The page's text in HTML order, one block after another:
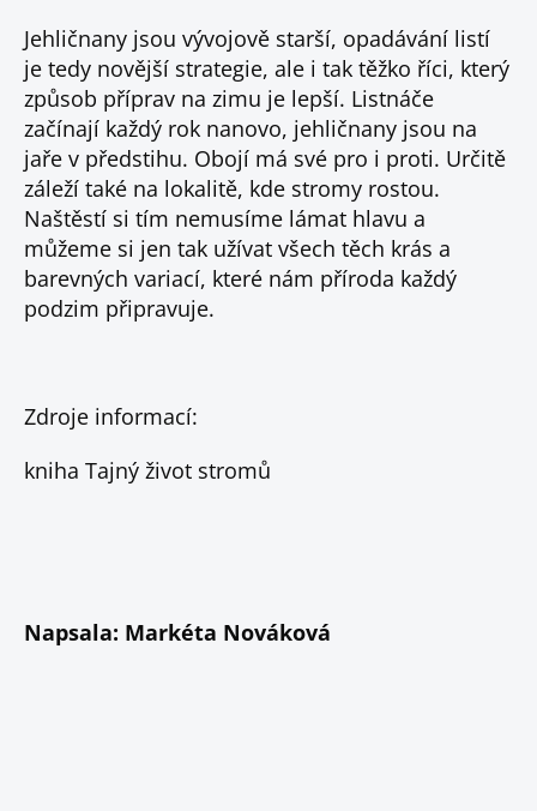
Jehličnany jsou vývojově starší, opadávání listí
je tedy novější strategie, ale i tak těžko říci, který
způsob příprav na zimu je lepší. Listnáče
začínají každý rok nanovo, jehličnany jsou na
jaře v předstihu. Obojí má své pro i proti. Určitě
záleží také na lokalitě, kde stromy rostou.
Naštěstí si tím nemusíme lámat hlavu a
můžeme si jen tak užívat všech těch krás a
barevných variací, které nám příroda každý
podzim připravuje.
Zdroje informací:
kniha Tajný život stromů
Napsala: Markéta Nováková